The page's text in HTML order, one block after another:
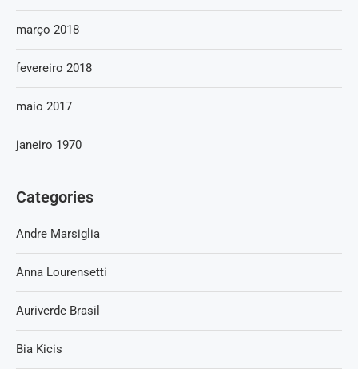
março 2018
fevereiro 2018
maio 2017
janeiro 1970
Categories
Andre Marsiglia
Anna Lourensetti
Auriverde Brasil
Bia Kicis